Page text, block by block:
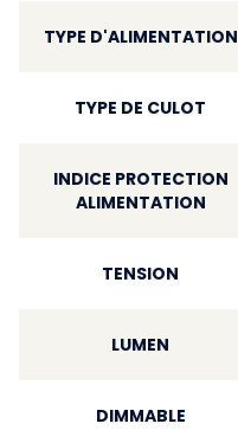
TYPE D'ALIMENTATION
TYPE DE CULOT
INDICE PROTECTION
ALIMENTATION
TENSION
LUMEN
DIMMABLE